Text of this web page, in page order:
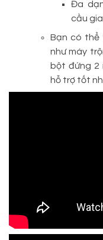
Đa
cầu
Bạn có thể
như máy
bột đứng 2
hỗ trợ tốt